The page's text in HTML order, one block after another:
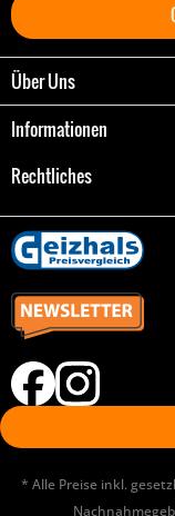
Über Uns
Informationen
Rechtliches
* Alle Preise inkl.